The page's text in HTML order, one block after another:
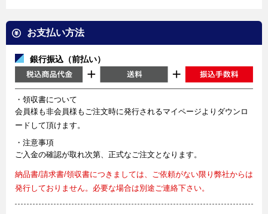
お支払い方法
銀行振込（前払い）
・領収書について
会員様も非会員様もご注文時に発行されるマイページよりダウンロ
ードして頂けます。
・注意事項
ご入金の確認が取れ次第、正式なご注文となります。
納品書/請求書/領収書につきましては、ご依頼がない限り弊社からは
発行しておりません。必要な場合は別途ご連絡下さい。